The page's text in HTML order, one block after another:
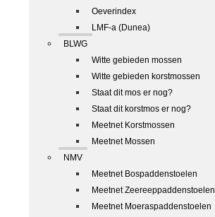
Oeverindex
LMF-a (Dunea)
BLWG
Witte gebieden mossen
Witte gebieden korstmossen
Staat dit mos er nog?
Staat dit korstmos er nog?
Meetnet Korstmossen
Meetnet Mossen
NMV
Meetnet Bospaddenstoelen
Meetnet Zeereeppaddenstoelen
Meetnet Moeraspaddenstoelen